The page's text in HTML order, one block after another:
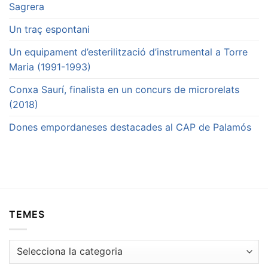
Sagrera
Un traç espontani
Un equipament d’esterilització d’instrumental a Torre
Maria (1991-1993)
Conxa Saurí, finalista en un concurs de microrelats
(2018)
Dones empordaneses destacades al CAP de Palamós
TEMES
Temes